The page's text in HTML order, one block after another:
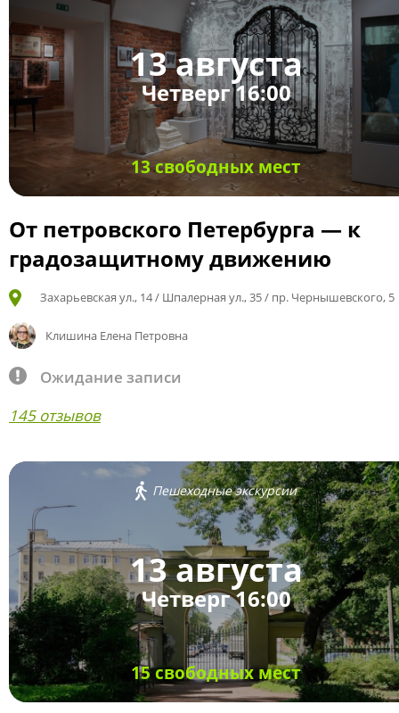
13 августа
Четверг 16:00
13 свободных мест
От петровского Петербурга — к
градозащитному движению
Захарьевская ул., 14 / Шпалерная ул., 35 / пр. Чернышевского, 5
Клишина Елена Петровна
Ожидание записи
145 отзывов
Пешеходные экскурсии
13 августа
Четверг 16:00
15 свободных мест